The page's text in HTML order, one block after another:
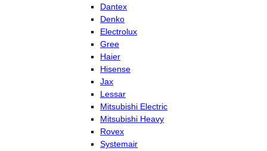
Dantex
Denko
Electrolux
Gree
Haier
Hisense
Jax
Lessar
Mitsubishi Electric
Mitsubishi Heavy
Rovex
Systemair